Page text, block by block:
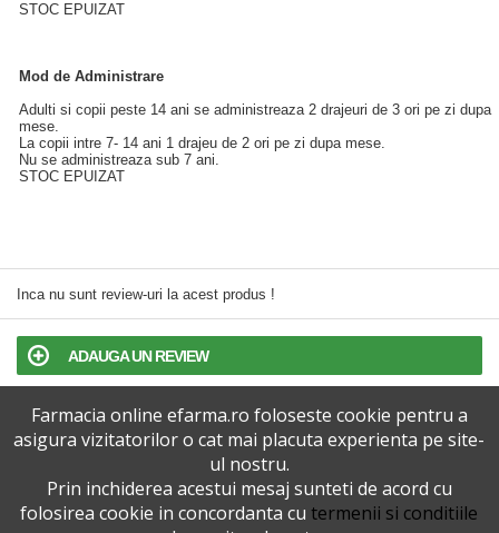
STOC EPUIZAT
Mod de Administrare
Adulti si copii peste 14 ani se administreaza 2 drajeuri de 3 ori pe zi dupa
mese.
La copii intre 7- 14 ani 1 drajeu de 2 ori pe zi dupa mese.
Nu se administreaza sub 7 ani.
STOC EPUIZAT
Inca nu sunt review-uri la acest produs !
ADAUGA UN REVIEW
TERMENI SI CONDITII
POLITICA DE CONFIDENTIALITATE
Farmacia online efarma.ro foloseste cookie pentru a
asigura vizitatorilor o cat mai placuta experienta pe site-
ul nostru.
Prin inchiderea acestui mesaj sunteti de acord cu
folosirea cookie in concordanta cu termenii si conditiile